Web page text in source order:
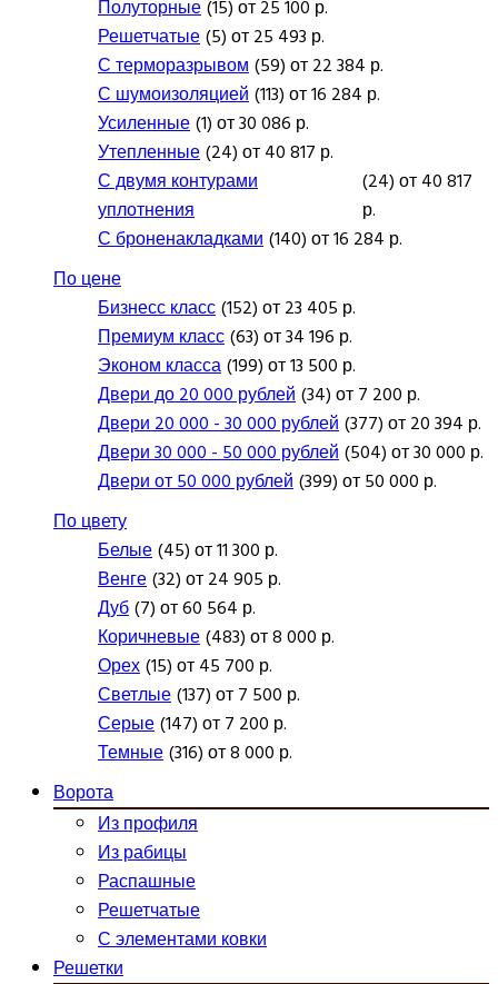
Полуторные(15) от 25 100 р.
Решетчатые(5) от 25 493 р.
С терморазрывом(59) от 22 384 р.
С шумоизоляцией(113) от 16 284 р.
Усиленные(1) от 30 086 р.
Утепленные(24) от 40 817 р.
С двумя контурами
уплотнения
(24) от 40 817
р.
С броненакладками(140) от 16 284 р.
По цене
Бизнесс класс(152) от 23 405 р.
Премиум класс(63) от 34 196 р.
Эконом класса(199) от 13 500 р.
Двери до 20 000 рублей(34) от 7 200 р.
Двери 20 000 - 30 000 рублей(377) от 20 394 р.
Двери 30 000 - 50 000 рублей(504) от 30 000 р.
Двери от 50 000 рублей(399) от 50 000 р.
По цвету
Белые(45) от 11 300 р.
Венге(32) от 24 905 р.
Дуб(7) от 60 564 р.
Коричневые(483) от 8 000 р.
Орех(15) от 45 700 р.
Светлые(137) от 7 500 р.
Серые(147) от 7 200 р.
Темные(316) от 8 000 р.
Ворота
Из профиля
Из рабицы
Распашные
Решетчатые
С элементами ковки
Решетки